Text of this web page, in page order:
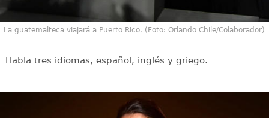
La guatemalteca viajará a Puerto Rico. (Foto: Orlando Chile/Colaborador)
Habla tres idiomas, español, inglés y griego.